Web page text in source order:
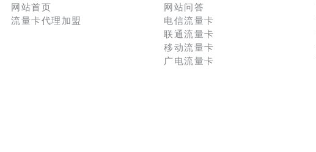
网站首页
流量卡代理加盟
网站问答
电信流量卡
联通流量卡
移动流量卡
广电流量卡